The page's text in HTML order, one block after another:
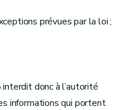
prévues par la loi ;
donc à l’autorité
informations qui portent